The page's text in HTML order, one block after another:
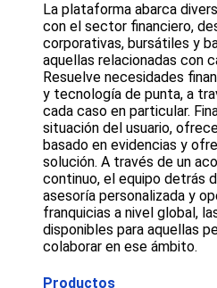
La plataforma abarca
con el sector financiero,
corporativas, bursátiles y
aquellas relacionadas con
Resuelve necesidades
y tecnología de punta, a
cada caso en particular.
situación del usuario,
basado en evidencias y
solución. A través de un
continuo, el equipo detrás
asesoría personalizada y
franquicias a nivel global,
disponibles para aquellas
colaborar en ese ámbito.
Productos